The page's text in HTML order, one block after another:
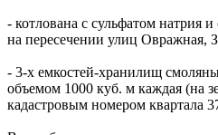
- котлована с сульфатом натрия
на пересечении улиц Овражная,
- 3-х емкостей-хранилищ
объемом 1000 куб. м каждая (на
кадастровым номером квартала